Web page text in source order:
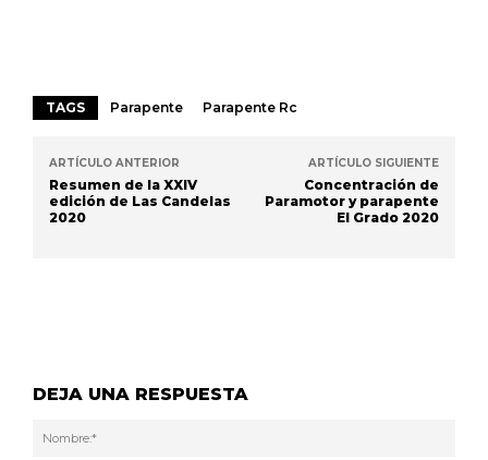
TAGS Parapente Parapente Rc
ARTÍCULO ANTERIOR
Resumen de la XXIV
edición de Las Candelas
2020
ARTÍCULO SIGUIENTE
Concentración de
Paramotor y parapente
El Grado 2020
DEJA UNA RESPUESTA